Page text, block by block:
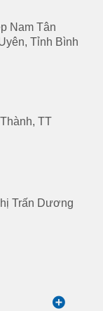
Nam Tân
Tỉnh Bình
TT
Trấn Dương